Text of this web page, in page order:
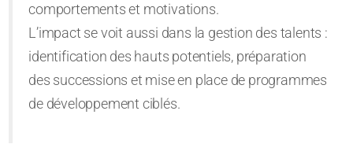
comportements et motivations.
L’impact se voit aussi dans la gestion des talents :
identification des hauts potentiels, préparation
des successions et mise en place de programmes
de développement ciblés.